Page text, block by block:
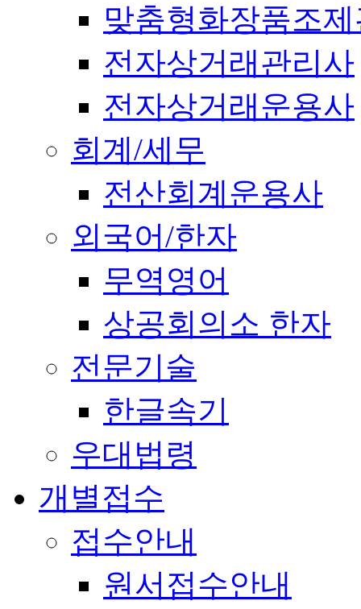
맞춤형화장품조
전자상거래관리사
전자상거래운용사
회계/세무
전산회계운용사
외국어/한자
무역영어
상공회의소 한자
전문기술
한글속기
우대법령
개별접수
접수안내
원서접수안내